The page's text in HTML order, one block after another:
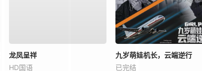
龙凤呈祥
HD国语
九岁萌娃机长，云端逆行
已完结